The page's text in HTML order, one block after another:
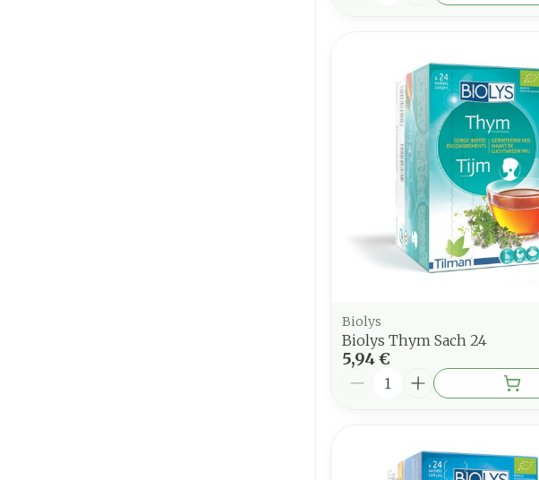
Biolys
Biolys Thym Sach 24
5,94 €
Quantité